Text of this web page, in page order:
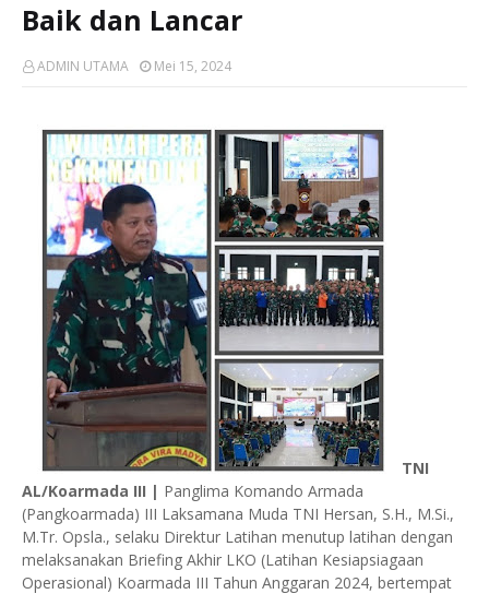
Baik dan Lancar
ADMIN UTAMA Mei 15, 2024
TNI
AL/Koarmada III | Panglima Komando Armada
(Pangkoarmada) III Laksamana Muda TNI Hersan, S.H., M.Si.,
M.Tr. Opsla., selaku Direktur Latihan menutup latihan dengan
melaksanakan Briefing Akhir LKO (Latihan Kesiapsiagaan
Operasional) Koarmada III Tahun Anggaran 2024, bertempat